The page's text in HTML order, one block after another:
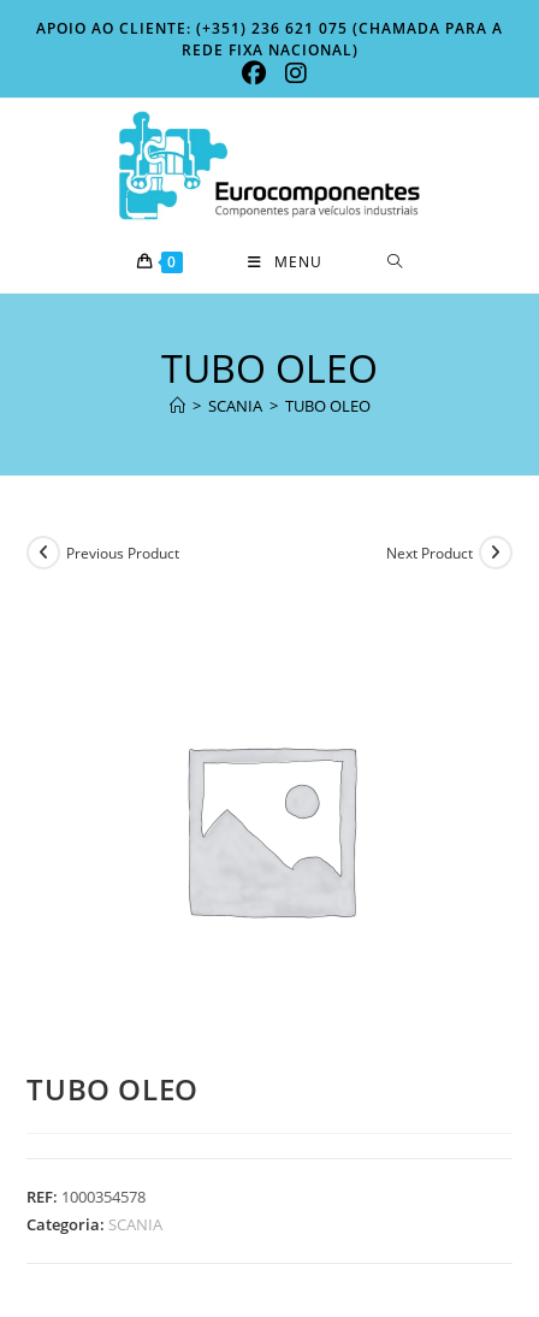
APOIO AO CLIENTE: (+351) 236 621 075 (CHAMADA PARA A
REDE FIXA NACIONAL)
0 MENU
TUBO OLEO
> SCANIA > TUBO OLEO
Previous Product Next Product
TUBO OLEO
REF: 1000354578
Categoria: SCANIA